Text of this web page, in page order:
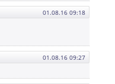
01.08.16 09:18
01.08.16 09:27